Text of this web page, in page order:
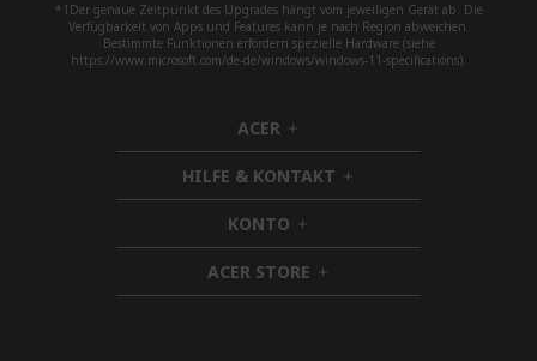
*1Der genaue Zeitpunkt des Upgrades hängt vom jeweiligen Gerät ab. Die
Verfügbarkeit von Apps und Features kann je nach Region abweichen.
Bestimmte Funktionen erfordern spezielle Hardware (siehe
https://www.microsoft.com/de-de/windows/windows-11-specifications).
ACER h
i
d
d
e
n
HILFE & KONTAKT h
i
d
n
KONTO h
i
d
d
ACER STORE h
i